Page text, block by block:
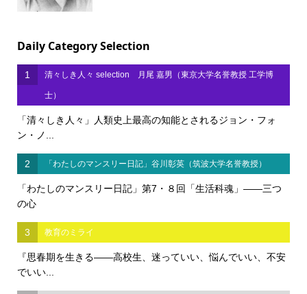
Daily Category Selection
1 清々しき人々 selection 月尾 嘉男（東京大学名誉教授 工学博
士）
「清々しき人々」人類史上最高の知能とされるジョン・フォ
ン・ノ...
2 「わたしのマンスリー日記」谷川彰英（筑波大学名誉教授）
「わたしのマンスリー日記」第7・８回「生活科魂」――三つ
の心
3 教育のミライ
『思春期を生きる――高校生、迷っていい、悩んでいい、不安
でいい...